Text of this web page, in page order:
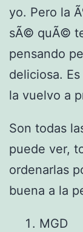
yo. Pero la
sÃ© quÃ©
pensando
deliciosa.
la vuelvo a
Son todas
puede ver,
ordenarlas
buena a la
MGD